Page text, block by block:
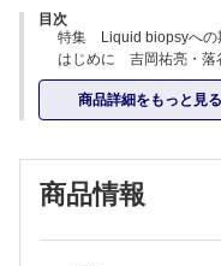
目次
特集 Liquid biopsyへの
はじめに 吉岡祐亮・落
Cell free DNA の臨床的
人・坂井和子
血中循環腫瘍細胞（
Liquid biopsy に有用な
エクソソームとliquid
商品詳細をもっと見る
商品情報